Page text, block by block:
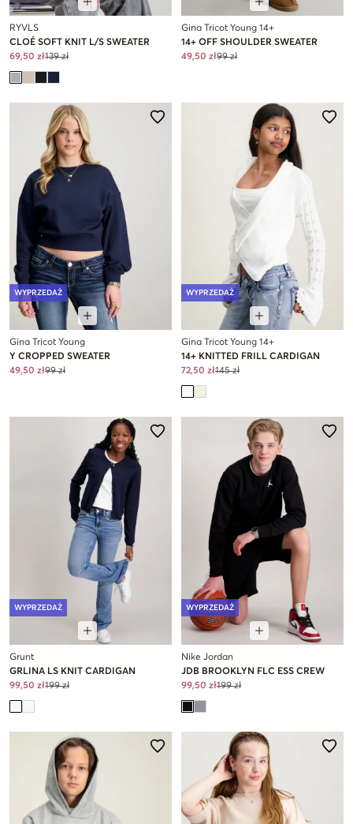
RYVLS
CLOÉ SOFT KNIT L/S SWEATER
69,50 zł139 zł
Gina Tricot Young 14+
14+ OFF SHOULDER SWEATER
49,50 zł99 zł
WYPRZEDAŻ
Gina Tricot Young
Y CROPPED SWEATER
49,50 zł99 zł
WYPRZEDAŻ
Gina Tricot Young 14+
14+ KNITTED FRILL CARDIGAN
72,50 zł145 zł
WYPRZEDAŻ
Grunt
GRLINA LS KNIT CARDIGAN
99,50 zł199 zł
WYPRZEDAŻ
Nike Jordan
JDB BROOKLYN FLC ESS CREW
99,50 zł199 zł